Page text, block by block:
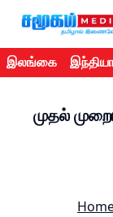
இலங்கை
முதல்